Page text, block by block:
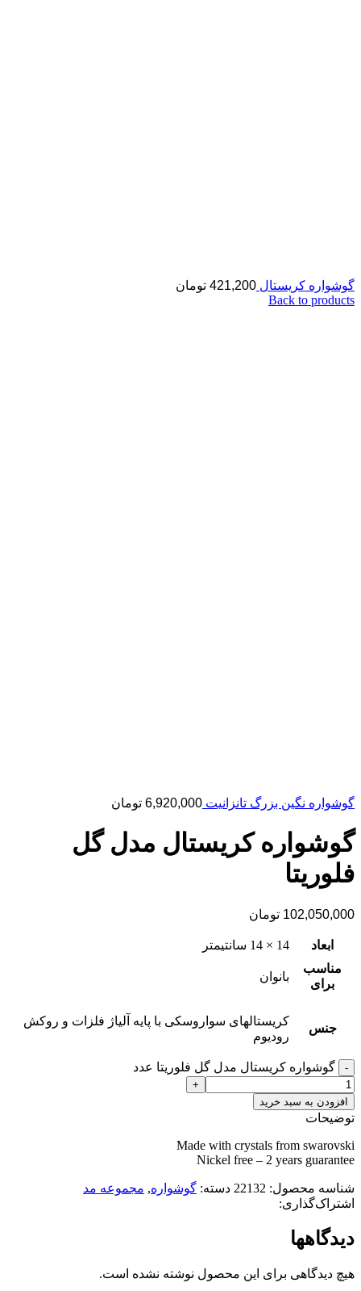
گوشواره کریستال 421,200 تومان
Back to products
گوشواره نگین بزرگ تانزانیت 6,920,000 تومان
گوشواره کریستال مدل گل
فلوریتا
102,050,000 تومان
ابعاد
14 × 14 سانتیمتر
مناسب
برای
بانوان
جنس
کریستالهای سواروسکی با پایه آلیاژ فلزات و روکش
رودیوم
گوشواره کریستال مدل گل فلوریتا عدد
افزودن به سبد خرید
توضیحات
Made with crystals from swarovski
Nickel free – 2 years guarantee
شناسه محصول: 22132 دسته: گوشواره, مجموعه مد
اشتراک‌گذاری:
دیدگاهها
هیچ دیدگاهی برای این محصول نوشته نشده است.